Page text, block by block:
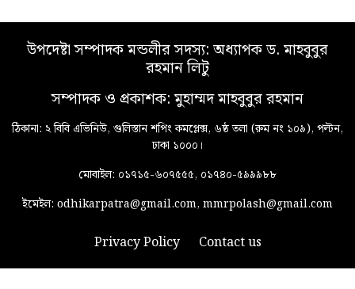
উপদেষ্টা সম্পাদক মন্ডলীর সদস্য: অধ্যাপক ড. মাহবুবুর
রহমান লিটু
সম্পাদক ও প্রকাশক: মুহাম্মদ মাহবুবুর রহমান
ঠিকানা: ২ বিবি এভিনিউ, গুলিস্তান শপিং কমপ্লেক্স, ৬ষ্ঠ তলা (রুম নং ১০৯), পল্টন,
ঢাকা ১০০০।
মোবাইল: ০১৭১৫-৬০৭৫৫৫, ০১৭৪০-৫৯৯৯৮৮
ইমেইল: odhikarpatra@gmail.com, mmrpolash@gmail.com
Privacy Policy Contact us